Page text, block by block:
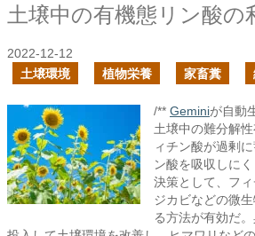
2022-12-12
土壌環境
植物栄養 家畜糞
/** Geminiが自動
土壌中の難分解
ィチン酸が過剰
ン酸を吸収しに
決策として、フ
ジカビなどの微
る方法が有効だ